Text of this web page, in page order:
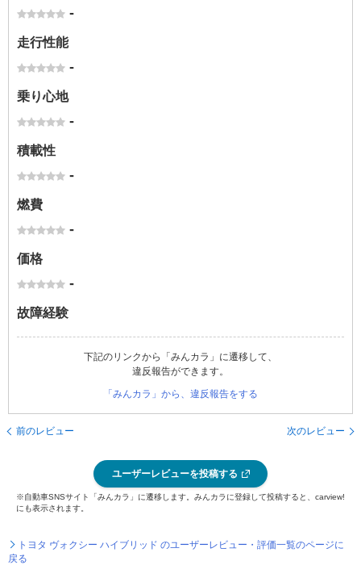
-
走行性能
-
乗り心地
-
積載性
-
燃費
-
価格
-
故障経験
下記のリンクから「みんカラ」に遷移して、
違反報告ができます。
「みんカラ」から、違反報告をする
前のレビュー 次のレビュー
ユーザーレビューを投稿する
※自動車SNSサイト「みんカラ」に遷移します。みんカラに登録して投稿すると、carview!
にも表示されます。
トヨタ ヴォクシー ハイブリッド のユーザーレビュー・評価一覧のページに
戻る